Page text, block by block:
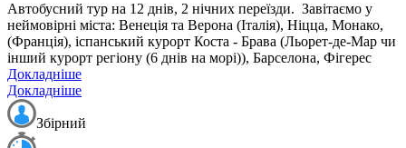
Автобусний тур на 12 днів, 2 нічних переїзди. Завітаємо у
неймовірні міста: Венеція та Верона (Італія), Ніцца, Монако,
(Франція), іспанський курорт Коста - Брава (Льорет-де-Мар чи
інший курорт регіону (6 днів на морі)), Барселона, Фігерес
Докладніше
Докладніше
Збірний